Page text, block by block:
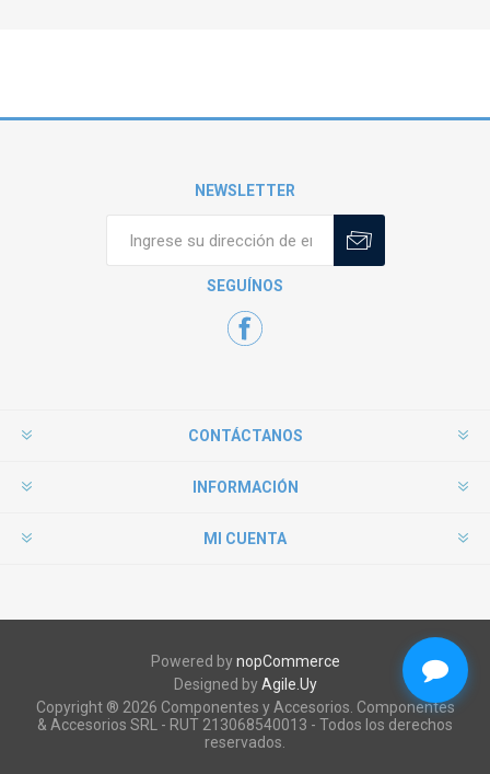
NEWSLETTER
SEGUÍNOS
CONTÁCTANOS
INFORMACIÓN
MI CUENTA
Powered bynopCommerce
Designed byAgile.Uy
Copyright ® 2026 Componentes y Accesorios. Componentes
& Accesorios SRL - RUT 213068540013 - Todos los derechos
reservados.